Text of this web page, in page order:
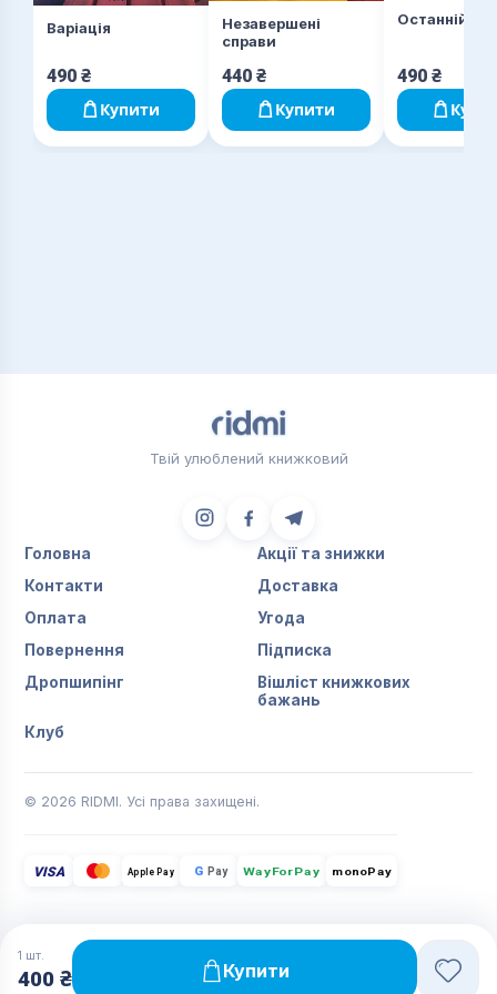
Варіація
490 ₴
Купити
Незавершені
справи
440 ₴
Купити
Останній
490 ₴
1 шт.
400 ₴ Купити
Твій улюблений книжковий
Головна
Акції та знижки
Контакти
Доставка
Оплата
Угода
Повернення
Підписка
Дропшипінг
Вішліст книжкових
бажань
Клуб
© 2026 RIDMI. Усі права захищені.
VISA Apple Pay G Pay WayForPay monoPay